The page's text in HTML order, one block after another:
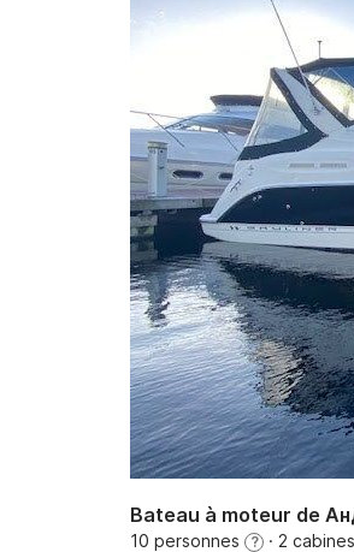
Bateau à moteur de
10 personnes ? · 2 cabines